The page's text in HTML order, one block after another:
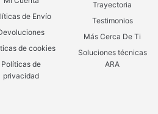
de Envío
de cookies
Políticas de
privacidad
Trayectoria
Testimonios
Más Cerca De Ti
Soluciones técnicas
ARA